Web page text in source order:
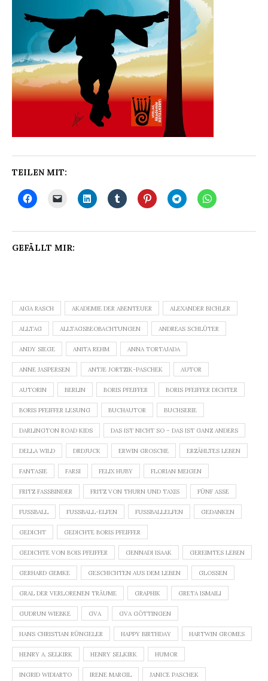
TEILEN MIT:
GEFÄLLT MIR:
AIGA RASCH AKADEMIE DER ABENTEUER ALEXANDER BICHLER
ALLTAG ALLTAGSBEOBACHTUNGEN ANDREAS SCHLÜTER
ANDY SIEGE ANITA REHM ANNA TORTAJADA
ANNE JASPERSEN ANTJE JORTZIK-PASCHEK AUTOR
AUTORIN BERLIN BORIS PFEIFFER BORIS PFEIFFER DICHTER
BORIS PFEIFFER LESUNG BUCHAUTOR BUCHSERIE
DARLINGTON ROAD KIDS DAS IST NICHT SO – DAS IST GANZ ANDERS
DELLA WILD DRDJUCK ERWIN GROSCHE ERZÄHLTES LEBEN
FANTASIE FARSI FELIX HUBY FLORIAN MEIGEN
FRITZ FASSBINDER FRITZ VON THURN UND TAXIS FÜNF ASSE
FUSSBALL FUSSBALL-ELFEN FUSSBALLELFEN GEDANKEN
GEDICHT GEDICHTE BORIS PFEIFFER
GEDICHTE VON BOIS PFEIFFER GENNADI ISAAK GEREIMTES LEBEN
GERHARD GEMKE GESCHICHTEN AUS DEM LEBEN GLOSSEN
GRAL DER VERLORENEN TRÄUME GRAPHIK GRETA ISMAILI
GUDRUN WIEBKE GVA GVA GÖTTINGEN
HANS CHRISTIAN RÜNGELER HAPPY BIRTHDAY HARTWIN GROMES
HENRY A. SELKIRK HENRY SELKIRK HUMOR
INGRID WIDIARTO IRENE MARGIL JANICE PASCHEK